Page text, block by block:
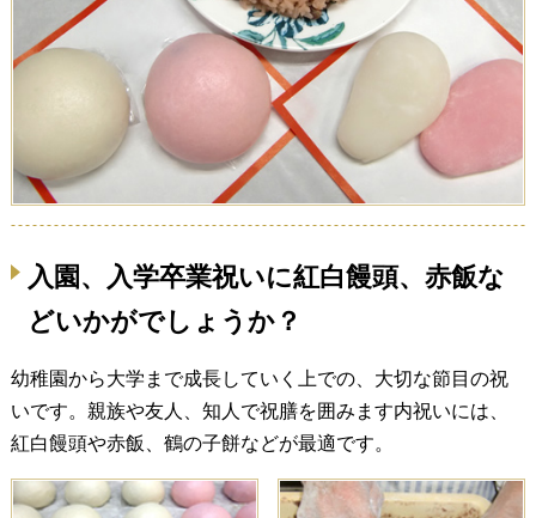
入園、入学卒業祝いに紅白饅頭、赤飯な
どいかがでしょうか？
幼稚園から大学まで成長していく上での、大切な節目の祝
いです。親族や友人、知人で祝膳を囲みます内祝いには、
紅白饅頭や赤飯、鶴の子餅などが最適です。